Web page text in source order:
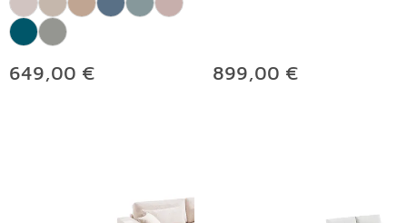
649,00 € 899,00 €